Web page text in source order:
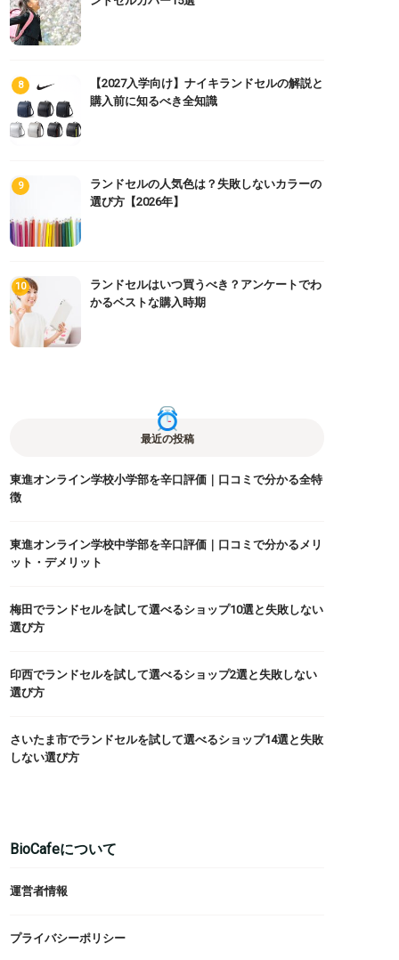
【2027入学向け】ナイキランドセルの解説と
購入前に知るべき全知識
ランドセルの人気色は？失敗しないカラーの
選び方【2026年】
ランドセルはいつ買うべき？アンケートでわ
かるベストな購入時期
最近の投稿
東進オンライン学校小学部を辛口評価｜口コミで分かる全特
徴
東進オンライン学校中学部を辛口評価｜口コミで分かるメリ
ット・デメリット
梅田でランドセルを試して選べるショップ10選と失敗しない
選び方
印西でランドセルを試して選べるショップ2選と失敗しない
選び方
さいたま市でランドセルを試して選べるショップ14選と失敗
しない選び方
BioCafeについて
運営者情報
プライバシーポリシー